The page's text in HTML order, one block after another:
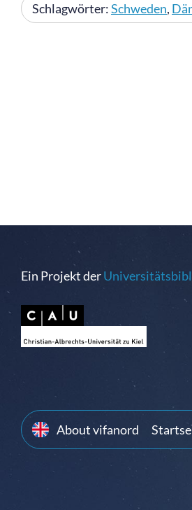
Schlagwörter:Schweden,
Ein Projekt der
About vifanord